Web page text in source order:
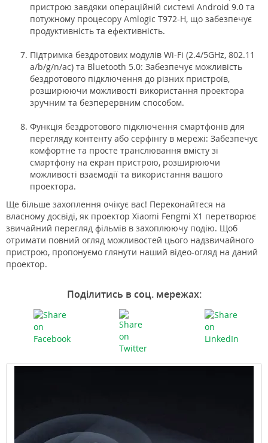
пристрою завдяки операційній системі Android 9.0 та
потужному процесору Amlogic T972-H, що забезпечує
продуктивність та ефективність.
Підтримка бездротових модулів Wi-Fi (2.4/5GHz, 802.11
a/b/g/n/ac) та Bluetooth 5.0: Забезпечує можливість
бездротового підключення до різних пристроїв,
розширюючи можливості використання проектора
зручним та безперервним способом.
Функція бездротового підключення смартфонів для
перегляду контенту або серфінгу в мережі: Забезпечує
комфортне та просте транслювання вмісту зі
смартфону на екран пристрою, розширюючи
можливості взаємодії та використання вашого
проектора.
Ще більше захоплення очікує вас! Переконайтеся на
власному досвіді, як проектор Xiaomi Fengmi X1 перетворює
звичайний перегляд фільмів в захоплюючу подію. Щоб
отримати повний огляд можливостей цього надзвичайного
пристрою, пропонуємо глянути наший відео-огляд на даний
проектор.
Поділитись в соц. мережах: